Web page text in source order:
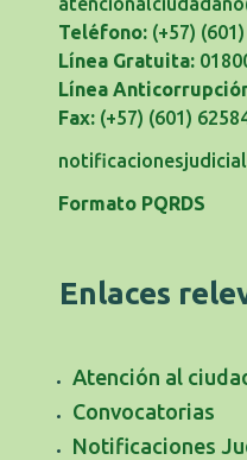
Teléfono:(+57)
Línea Gratuita:
Línea
Fax:(+57) (601)
Formato PQRDS
Enlaces
Atención al
Convocatorias
Notificaciones